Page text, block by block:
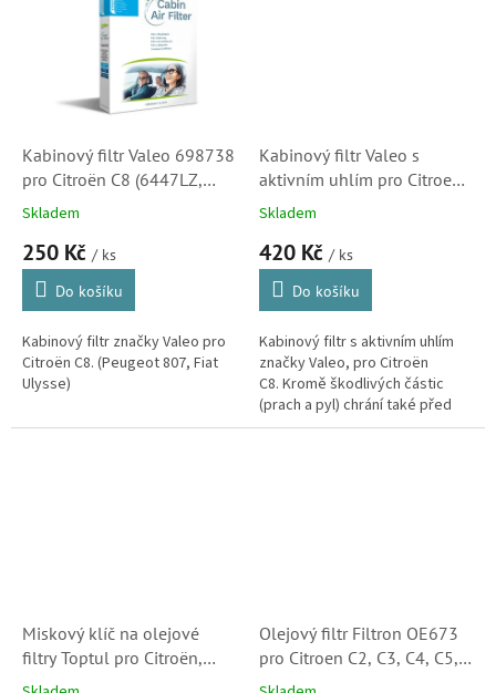
Kabinový filtr Valeo 698738
pro Citroën C8 (6447LZ,
6479E5, 647942)
Skladem
250 Kč / ks
Do košíku
Kabinový filtr značky Valeo pro
Citroën C8. (Peugeot 807, Fiat
Ulysse)
Kabinový filtr Valeo s
aktivním uhlím pro Citroen
C8 (6447LZ, 6479E5,
Skladem
420 Kč / ks
Do košíku
Kabinový filtr s aktivním uhlím
značky Valeo, pro Citroën
C8. Kromě škodlivých částic
(prach a pyl) chrání také před
škodlivými plyny (výfukové
Miskový klíč na olejové
filtry Toptul pro Citroën,
Peugeot, Opel, Fiat a Toyota
Olejový filtr Filtron OE673
pro Citroen C2, C3, C4, C5,
C8, Berlingo, C4 Picasso,